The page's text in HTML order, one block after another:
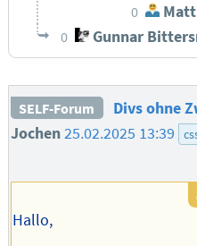
0
0 Gunnar
SELF-Forum
Divs ohne
Jochen25.02.2025 13:39
Hallo,